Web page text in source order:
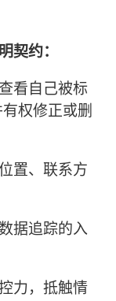
契约：
看自己被标
权修正或删
置、联系方
据追踪的入
力，抵触情